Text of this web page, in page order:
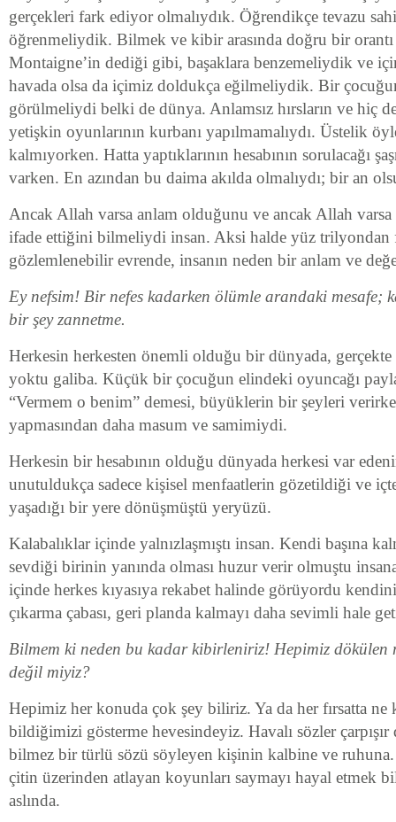
gerçekleri fark ediyor olmalıydık. Öğrendikçe tevazu
öğrenmeliydik. Bilmek ve kibir arasında doğru bir orantı
Montaigne’in dediği gibi, başaklara benzemeliydik ve
havada olsa da içimiz doldukça eğilmeliydik. Bir
görülmeliydi belki de dünya. Anlamsız hırsların ve hiç
yetişkin oyunlarının kurbanı yapılmamalıydı. Üstelik
kalmıyorken. Hatta yaptıklarının hesabının sorulacağı
varken. En azından bu daima akılda olmalıydı; bir an
Ancak Allah varsa anlam olduğunu ve ancak Allah
ifade ettiğini bilmeliydi insan. Aksi halde yüz trilyondan
gözlemlenebilir evrende, insanın neden bir anlam ve
Ey nefsim! Bir nefes kadarken ölümle arandaki mesafe;
bir şey zannetme.
Herkesin herkesten önemli olduğu bir dünyada,
yoktu galiba. Küçük bir çocuğun elindeki oyuncağı
“Vermem o benim” demesi, büyüklerin bir şeyleri
yapmasından daha masum ve samimiydi.
Herkesin bir hesabının olduğu dünyada herkesi var
unutuldukça sadece kişisel menfaatlerin gözetildiği ve
yaşadığı bir yere dönüşmüştü yeryüzü.
Kalabalıklar içinde yalnızlaşmıştı insan. Kendi başına
sevdiği birinin yanında olması huzur verir olmuştu
içinde herkes kıyasıya rekabet halinde görüyordu
çıkarma çabası, geri planda kalmayı daha sevimli hale
Bilmem ki neden bu kadar kibirleniriz! Hepimiz dökülen
değil miyiz?
Hepimiz her konuda çok şey biliriz. Ya da her fırsatta ne
bildiğimizi gösterme hevesindeyiz. Havalı sözler
bilmez bir türlü sözü söyleyen kişinin kalbine ve
çitin üzerinden atlayan koyunları saymayı hayal etmek
aslında.